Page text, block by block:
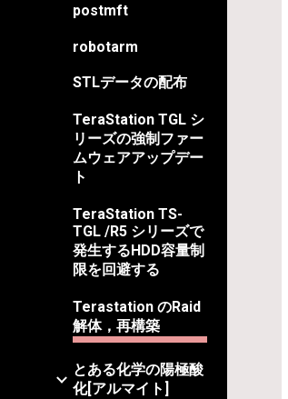
postmft
robotarm
STLデータの配布
TeraStation TGL シ
リーズの強制ファー
ムウェアアップデー
ト
TeraStation TS-
TGL /R5 シリーズで
発生するHDD容量制
限を回避する
Terastation のRaid
解体，再構築
とある化学の陽極酸
化[アルマイト]